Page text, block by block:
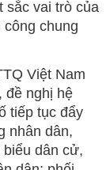
sắc vai trò của
chung
Việt Nam
đề nghị hệ
tiếp tục đẩy
nhân dân,
dân cử,